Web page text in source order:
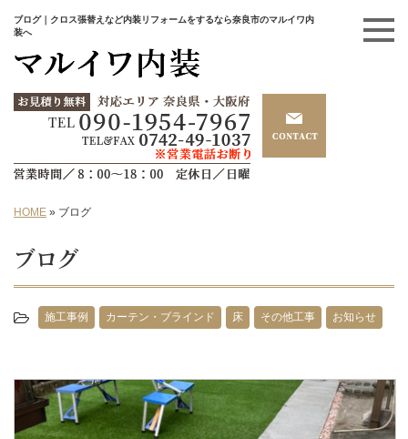
ブログ｜クロス張替えなど内装リフォームをするなら奈良市のマルイワ内
装へ
HOME » ブログ
ブログ
施工事例 カーテン・ブラインド 床 その他工事 お知らせ